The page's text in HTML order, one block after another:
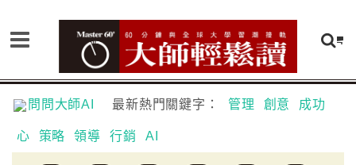
問問大師AI 最新熱門關鍵字： 管理 創意 成功
心 策略 領導 行銷 AI